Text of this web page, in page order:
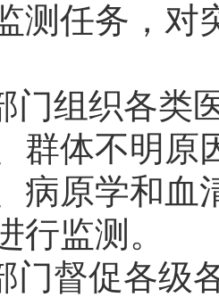
测任务，对
门组织各类
群体不明原
病原学和血
行监测。
门督促各级